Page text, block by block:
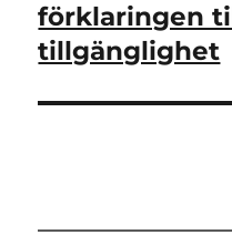
inlägg:
förklaringen
tillgänglighet